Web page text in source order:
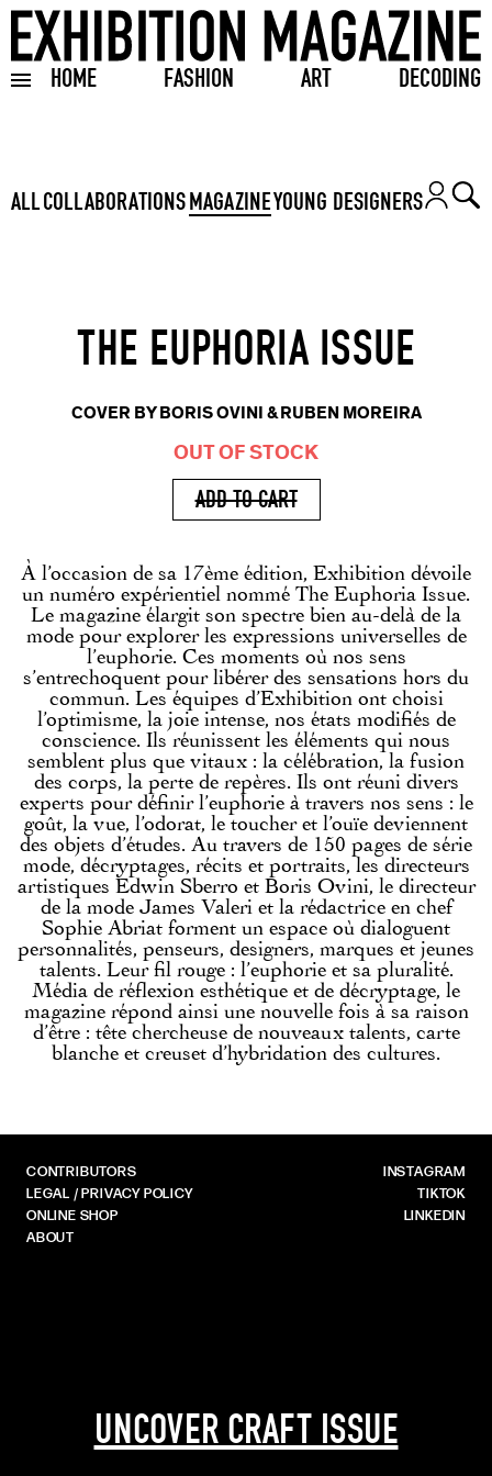
HOME FASHION ART DECODING
Toggle burger menu
ALLCOLLABORATIONSMAGAZINEYOUNG DESIGNERS
THE EUPHORIA ISSUE
COVER BY BORIS OVINI & RUBEN MOREIRA
OUT OF STOCK
ADD TO CART
À l’occasion de sa 17ème édition, Exhibition dévoile
un numéro expérientiel nommé The Euphoria Issue.
Le magazine élargit son spectre bien au-delà de la
mode pour explorer les expressions universelles de
l’euphorie. Ces moments où nos sens
s’entrechoquent pour libérer des sensations hors du
commun. Les équipes d’Exhibition ont choisi
l’optimisme, la joie intense, nos états modifiés de
conscience. Ils réunissent les éléments qui nous
semblent plus que vitaux : la célébration, la fusion
des corps, la perte de repères. Ils ont réuni divers
experts pour définir l’euphorie à travers nos sens : le
goût, la vue, l’odorat, le toucher et l’ouïe deviennent
des objets d’études. Au travers de 150 pages de série
mode, décryptages, récits et portraits, les directeurs
artistiques Edwin Sberro et Boris Ovini, le directeur
de la mode James Valeri et la rédactrice en chef
Sophie Abriat forment un espace où dialoguent
personnalités, penseurs, designers, marques et jeunes
talents. Leur fil rouge : l’euphorie et sa pluralité.
Média de réflexion esthétique et de décryptage, le
magazine répond ainsi une nouvelle fois à sa raison
d’être : tête chercheuse de nouveaux talents, carte
blanche et creuset d’hybridation des cultures.
CONTRIBUTORS
LEGAL / PRIVACY POLICY
ONLINE SHOP
ABOUT
INSTAGRAM
TIKTOK
LINKEDIN
UNCOVER CRAFT ISSUE